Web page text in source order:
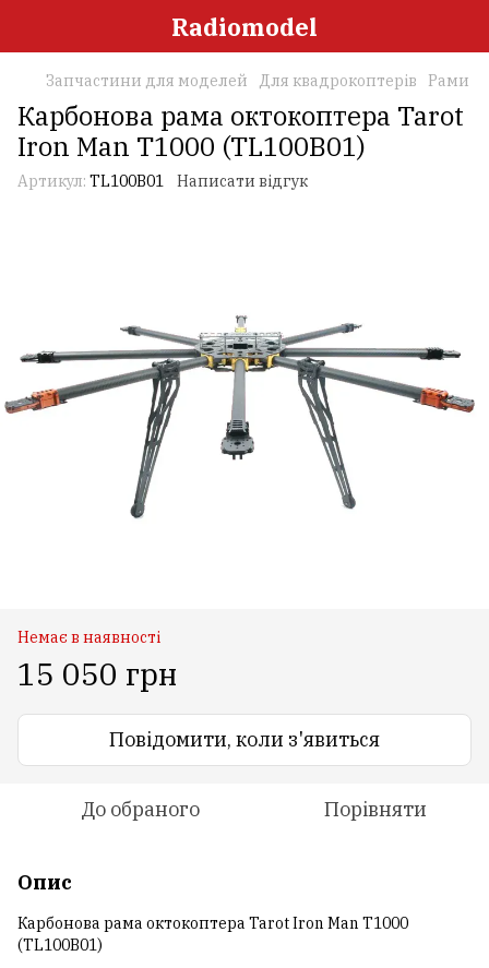
Radiomodel
Запчастини для моделей Для квадрокоптерів Рами
Карбонова рама октокоптера Tarot
Iron Man T1000 (TL100B01)
Артикул: TL100B01 Написати відгук
Немає в наявності
15 050 грн
Повідомити, коли з'явиться
До обраного Порівняти
Опис
Карбонова рама октокоптера Tarot Iron Man T1000
(TL100B01)